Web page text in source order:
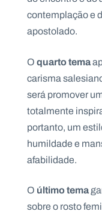
contemplação e
apostolado.
Oquarto tema
carisma
será promover
totalmente
portanto, um
humildade e
afabilidade.
O último tema
sobre o rosto